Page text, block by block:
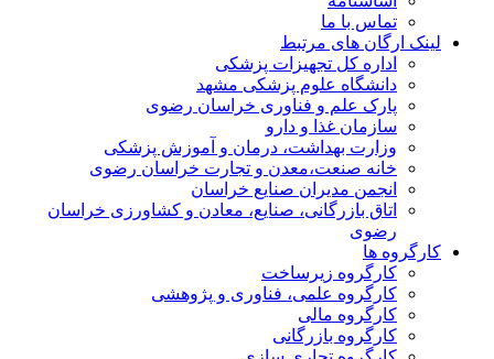
تماس با ما
لینک ارگان های مرتبط
اداره کل تجهیزات پزشکی
دانشگاه علوم پزشکی مشهد
پارک علم و فناوری خراسان رضوی
سازمان غذا و دارو
وزارت بهداشت، درمان و آموزش پزشکی
خانه صنعت،معدن و تجارت خراسان رضوی
انجمن مدیران صنایع خراسان
اتاق بازرگانی، صنایع، معادن و کشاورزی خراسان
رضوی
کارگروه ها
کارگروه زیرساخت
کارگروه علمی، فناوری و پژوهشی
کارگروه مالی
کارگروه بازرگانی